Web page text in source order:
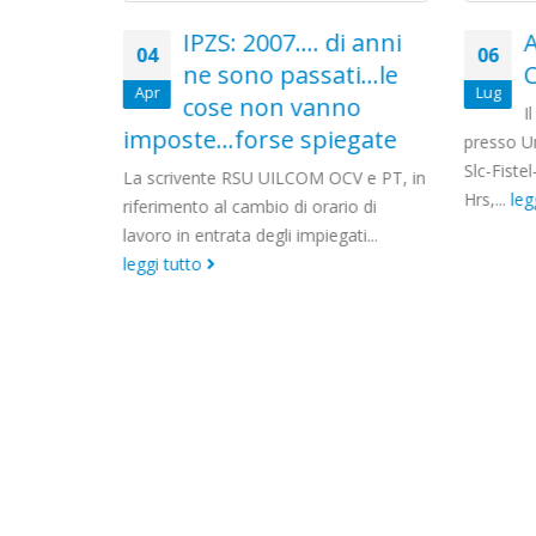
06
Lug
ACCENTURE:
Comunicato Unitario
Il giorno 4 luglio u.s. si è tenuto
presso Unindustria Roma, l’incontro tra
Slc-Fistel-Uilcom le Rsu e Accenture
Hrs,...leggi tutto
16
Dic